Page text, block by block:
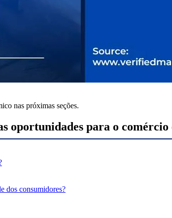
nas próximas seções.
oportunidades para o
dos consumidores?